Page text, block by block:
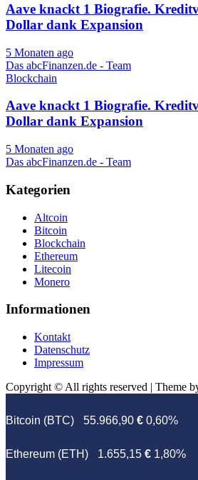
Aave knackt 1 Biografie.
Dollar dank Expansion
5 Monaten ago
Das abcFinanzen.de - Team
Blockchain
Aave knackt 1 Biografie.
Dollar dank Expansion
5 Monaten ago
Das abcFinanzen.de - Team
Kategorien
Altcoin
Bitcoin
Blockchain
Ethereum
Litecoin
Monero
Informationen
Kontakt
Datenschutz
Impressum
Copyright © All rights reserved | Theme
Bitcoin (BTC) 55.966,90 € 0,60%
Ethereum (ETH) 1.655,15 € 1,80%